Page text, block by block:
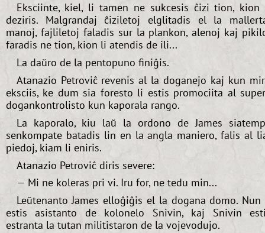
Eksciinte, kiel, li tamen ne sukcesis ĉizi tion,
deziris. Malgrandaj ĉiziletoj elglitadis el la
manoj, fajliletoj faladis sur la plankon, alenoj kaj
faradis ne tion, kion li atendis de ili...
La daŭro de la pentopuno finiĝis.
Atanazio Petroviĉ revenis al la doganejo kaj kun
eksciis, ke dum sia foresto li estis promociita al
dogankontrolisto kun kaporala rango.
La kaporalo, kiu laŭ la ordono de James
senkompate batadis lin en la angla maniero, falis al
piedoj, kiam li eniris.
Atanazio Petroviĉ diris severe:
— Mi ne koleras pri vi. Iru for, ne tedu min...
Leŭtenanto James elloĝiĝis el la dogana domo.
estis asistanto de kolonelo Snivin, kaj Snivin
estranta la tutan militistaron de la vojevodujo.